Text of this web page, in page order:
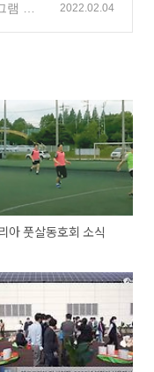
수
2022.02.04
아 풋살동호회 소식